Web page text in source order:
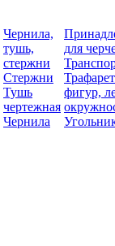
Чернила,
тушь,
стержни
Стержни
Тушь
чертежная
Чернила
для
фигур,